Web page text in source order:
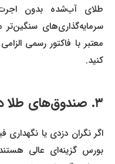
طلای آب‌شده بدون
سرمایه‌گذاری‌های سنگین‌تر
معتبر با فاکتور رسمی
کنید.
اگر نگران دزدی یا نگهداری
بورس گزینه‌ای عالی